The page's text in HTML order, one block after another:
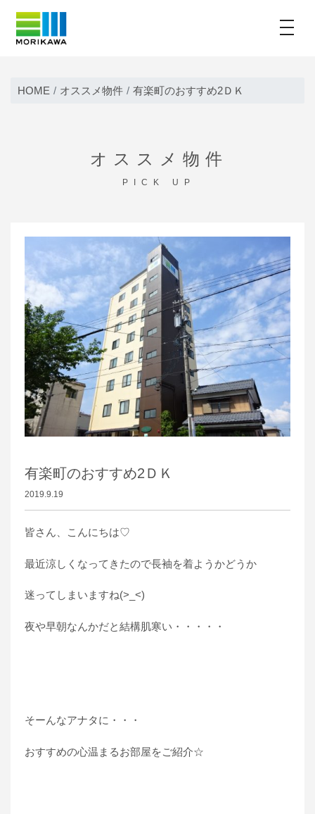
contentHOME オススメ物件 有楽町のおすすめ2ＤＫ
オススメ物件
PICK UP
有楽町のおすすめ2ＤＫ
2019.9.19
皆さん、こんにちは♡
最近涼しくなってきたので長袖を着ようかどうか
迷ってしまいますね(>_<)
夜や早朝なんかだと結構肌寒い・・・・・
そーんなアナタに・・・
おすすめの心温まるお部屋をご紹介☆